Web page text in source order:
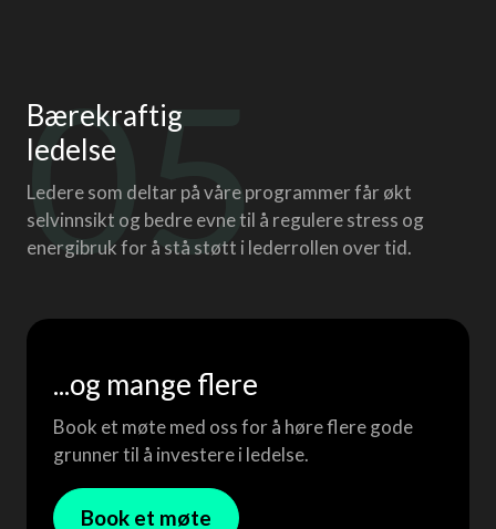
05
Bærekraftig
ledelse
Ledere som deltar på våre programmer får økt
selvinnsikt og bedre evne til å regulere stress og
energibruk for å stå støtt i lederrollen over tid.
...og mange flere
Book et møte med oss for å høre flere gode
grunner til å investere i ledelse.
Book et møte